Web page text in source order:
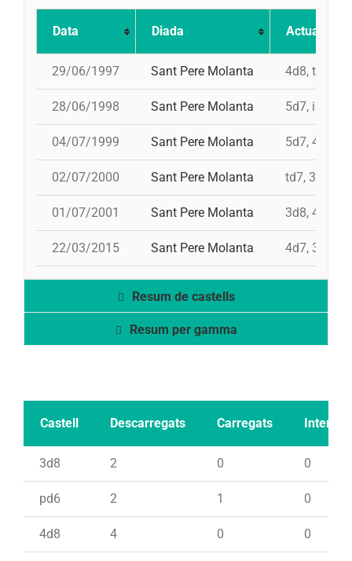
Data Diada Actuació
29/06/1997 Sant Pere Molanta 4d8, td7,
28/06/1998 Sant Pere Molanta 5d7, i td7,
04/07/1999 Sant Pere Molanta 5d7, 4d8,
02/07/2000 Sant Pere Molanta td7, 3d8,
01/07/2001 Sant Pere Molanta 3d8, 4d8,
22/03/2015 Sant Pere Molanta 4d7, 3d7,
Resum de castells
Resum per gamma
Castell Descarregats Carregats Intents
3d8 2 0 0
pd6 2 1 0
4d8 4 0 0